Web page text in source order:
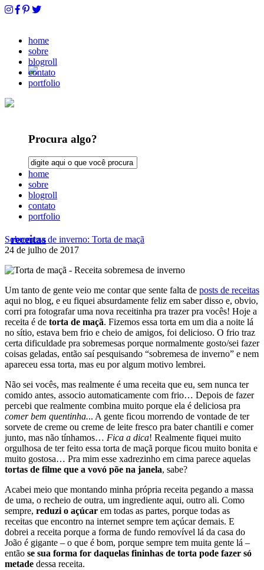
home
sobre
blogroll
contato
portfolio
Procura algo?
home
sobre
blogroll
contato
portfolio
receitas
Sobremesa de inverno: Torta de maçã
24 de julho de 2017
Um tanto de gente veio me contar que sente falta de posts de receitas
aqui no blog, e eu fiquei absurdamente feliz em saber disso e, obvio,
corri pra fotografar uma nova receitinha pra trazer pra vocês! Hoje a
receita é de torta de maçã. Fizemos essa torta em um dia a noite lá
no sítio, estava bem frio e cheio de amigos, foi delicioso. O frio traz
certa dificuldade pra sobremesas porque normalmente gosto/sei fazer
coisas geladas, então saí pesquisando “sobremesa de inverno” e nem
apareceu essa torta, mas eu por algum motivo lembrei.
Não sei vocês, mas realmente é uma receita que eu, sem nunca ter
comido antes, associo automaticamente com frio… Depois de fazer
percebi que realmente combina muito porque ela é deliciosa pra
comer bem quentinha... A gente ficou morrendo de vontade de ter
sorvete de creme ou creme de leite fresco pra bater chantili e comer
junto, mas não tínhamos… Fica a dica! Realmente fiquei muito
orgulhosa de ter feito essa torta de maçã porque ficou muito bonita e
muito gostosa… Pra mim esse xadrezinho em cima parece aquelas
tortas de filme que a vovó põe na janela, sabe?
Acabei meio que montando minha própria receita pegando a massa
de uma, o recheio de outra, um ingrediente aqui, outro ali. Como
sempre, reduzi o açúcar em todas as partes, porque todas as
receitas que encontro na internet sempre tem açúcar demais. E
dobrei a receita porque a forma de fundo removível lá da casa do
João é gigante – o que é bom, porque sempre tem muita gente lá –
então se sua forma for daquelas fininhas de torta pode fazer só
metade dessa receita.